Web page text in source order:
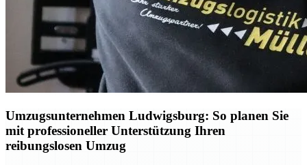
Umzugsunternehmen Ludwigsburg: So planen Sie
mit professioneller Unterstützung Ihren
reibungslosen Umzug